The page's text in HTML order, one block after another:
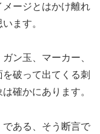
ージとはかけ離れ
ます。
ン玉、マーカー、
破って出てくる刺
確かにあります。
である、そう断言で